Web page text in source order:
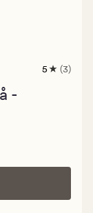
3
5 (3)
-